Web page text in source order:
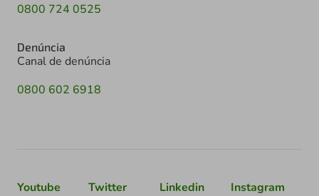
0800 724 0525
Denúncia
Canal de denúncia
0800 602 6918
Youtube Twitter Linkedin Instagram